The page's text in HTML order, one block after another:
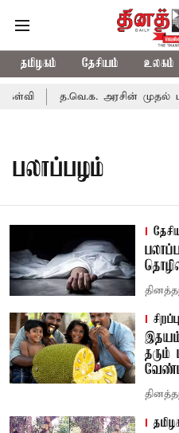
தமிழகம் தேசியம் உலகம்
த.வெ.க. அரசின் முதல்
பலாப்பழம்
தரும்